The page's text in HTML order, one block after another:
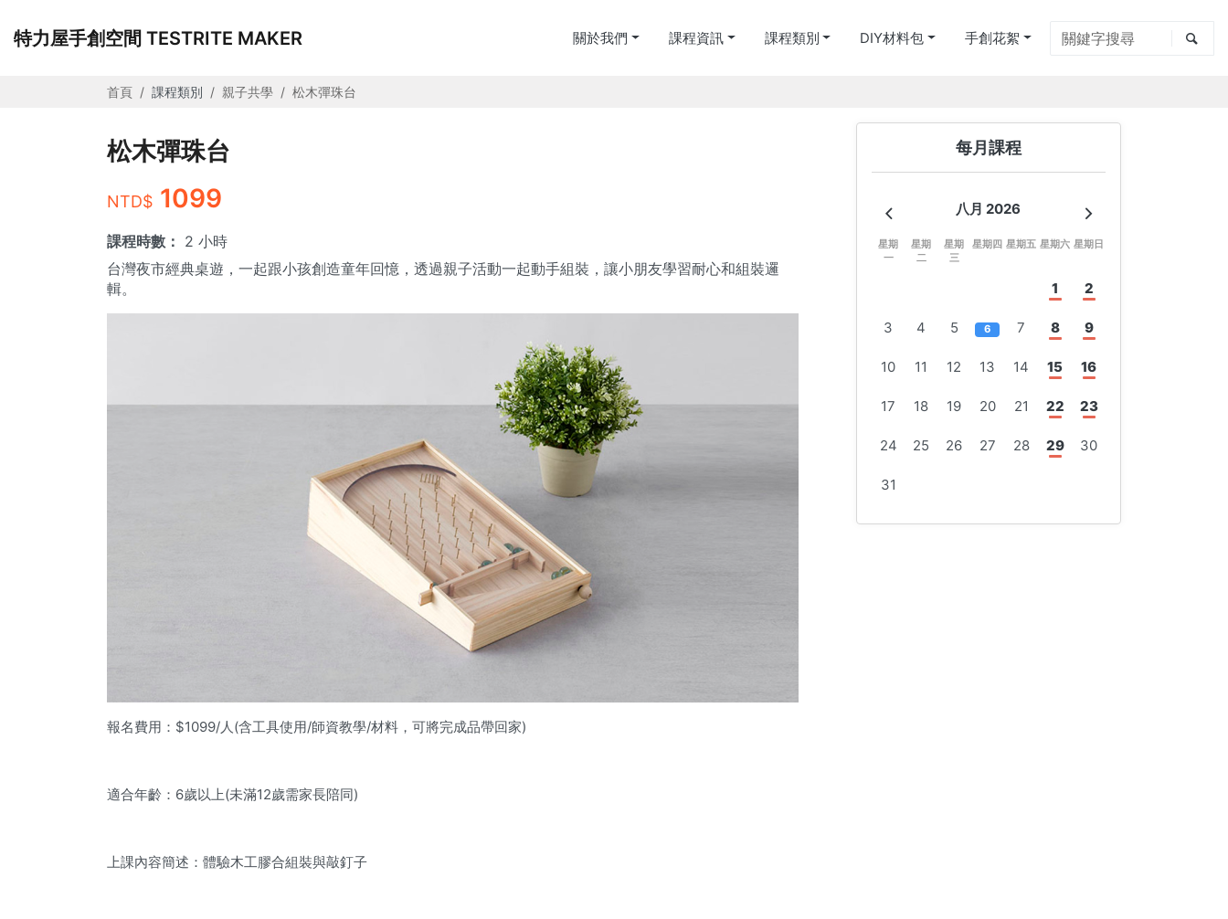
特力屋手創空間 TESTRITE MAKER 關於我們 課程資訊 課程類別 DIY材料包 手創花絮
首頁 課程類別 親子共學 松木彈珠台
松木彈珠台
NTD$ 1099
課程時數： 2 小時
台灣夜市經典桌遊，一起跟小孩創造童年回憶，透過親子活動一起動手組裝，讓小朋友學習耐心和組裝邏
輯。
報名費用：$1099/人(含工具使用/師資教學/材料，可將完成品帶回家)
適合年齡：6歲以上(未滿12歲需家長陪同)
上課內容簡述：體驗木工膠合組裝與敲釘子
每月課程
八月 2026
星期
一
星期
二
星期
三
星期四 星期五 星期六 星期日
1 2
3 4 5 6 7 8 9
10 11 12 13 14 15 16
17 18 19 20 21 22 23
24 25 26 27 28 29 30
31